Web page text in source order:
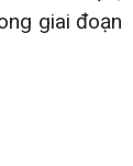
giai đoạn